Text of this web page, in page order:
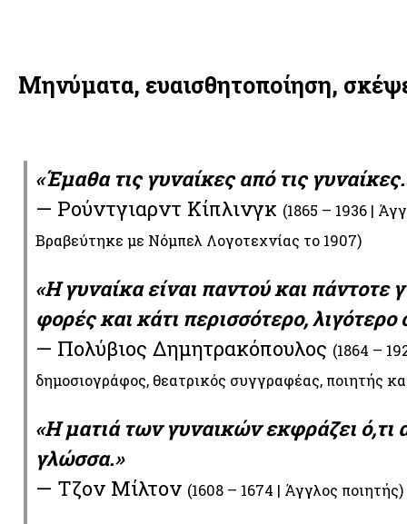
Μηνύματα, ευαισθητοποίηση,
«Έμαθα τις γυναίκες από τις
— Ρούντγιαρντ Κίπλινγκ (1865 – 1936 |
Βραβεύτηκε με Νόμπελ Λογοτεχνίας το 1907)
«Η γυναίκα είναι παντού και πάντοτε
φορές και κάτι περισσότερο,
— Πολύβιος Δημητρακόπουλος (1864 –
δημοσιογράφος, θεατρικός συγγραφέας, ποιητής
«Η ματιά των γυναικών εκφράζει ό,τι
γλώσσα.»
— Τζον Μίλτον (1608 – 1674 | Άγγλος ποιητής)